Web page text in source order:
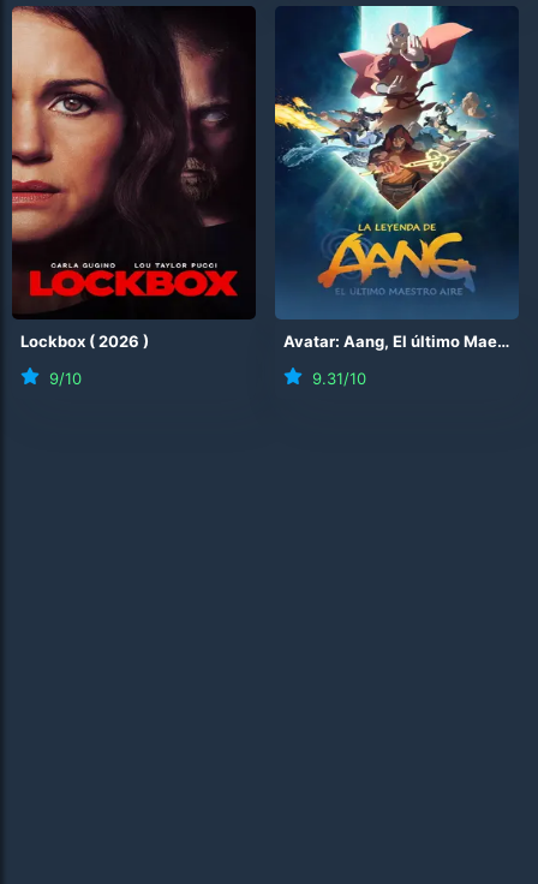
Lockbox (2026 )
9/10
Avatar: Aang, El último Maestro Aire
9.31/10